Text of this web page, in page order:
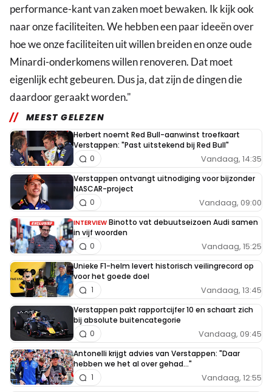
performance-kant van zaken moet bewaken. Ik kijk ook
naar onze faciliteiten. We hebben een paar ideeën over
hoe we onze faciliteiten uit willen breiden en onze oude
Minardi-onderkomens willen renoveren. Dat moet
eigenlijk echt gebeuren. Dus ja, dat zijn de dingen die
daardoor geraakt worden."
MEEST GELEZEN
Herbert noemt Red Bull-aanwinst troefkaart
Verstappen: "Past uitstekend bij Red Bull"
Vandaag, 14:35
0
Verstappen ontvangt uitnodiging voor bijzonder
NASCAR-project
Vandaag, 09:00
0
INTERVIEW Binotto vat debuutseizoen Audi samen
in vijf woorden
Vandaag, 15:25
0
Unieke F1-helm levert historisch veilingrecord op
voor het goede doel
Vandaag, 13:45
1
Verstappen pakt rapportcijfer 10 en schaart zich
bij absolute buitencategorie
Vandaag, 09:45
0
Antonelli krijgt advies van Verstappen: "Daar
hebben we het al over gehad..."
Vandaag, 12:55
1